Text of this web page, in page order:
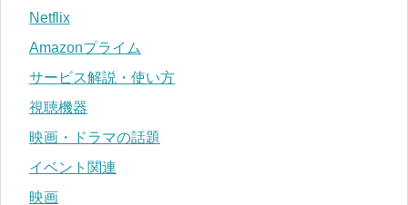
Netflix
Amazonプライム
サービス解説・使い方
視聴機器
映画・ドラマの話題
イベント関連
映画